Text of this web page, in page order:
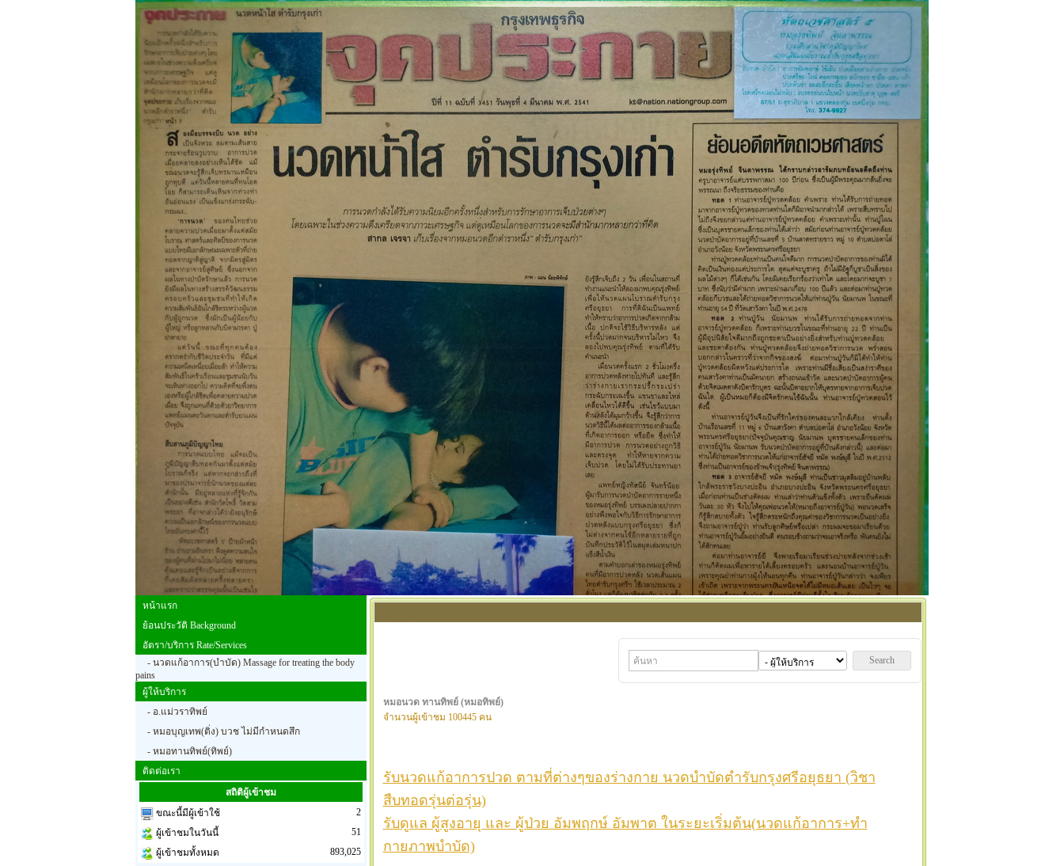
หน้าแรก
ย้อนประวัติ Background
อัตรา/บริการ Rate/Services
- นวดแก้อาการ(บำบัด) Massage for treating the body
pains
ผู้ให้บริการ
- อ.แม่วราทิพย์
- หมอบุญเทพ(ติ่ง) บวช ไม่มีกำหนดสึก
- หมอทานทิพย์(ทิพย์)
ติดต่อเรา
สถิติผู้เข้าชม
ขณะนี้มีผู้เข้าใช้
2
ผู้เข้าชมในวันนี้
51
ผู้เข้าชมทั้งหมด
893,025
Search
หมอนวด ทานทิพย์ (หมอทิพย์)
จำนวนผู้เข้าชม 100445 คน
รับนวดแก้อาการปวด ตามที่ต่างๆของร่างกาย นวดบำบัดตำรับกรุงศรีอยุธยา (วิชา
สืบทอดรุ่นต่อรุ่น)
รับดูแล ผู้สูงอายุ และ ผู้ป่วย อัมพฤกษ์ อัมพาต ในระยะเริ่มต้น(นวดแก้อาการ+ทำ
กายภาพบำบัด)